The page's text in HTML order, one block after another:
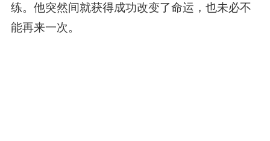
练。他突然间就获得成功改变了命运，也未必不
能再来一次。